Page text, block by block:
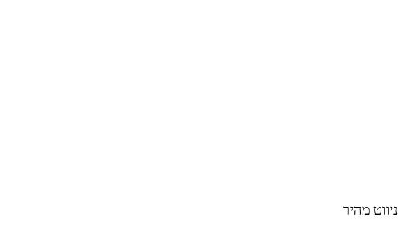
ניווט מהיר